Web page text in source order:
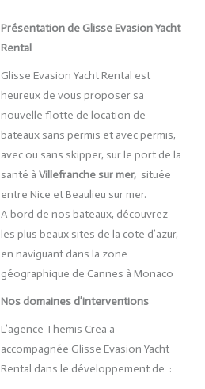
Présentation de Glisse Evasion Yacht
Rental
Glisse Evasion Yacht Rental est
heureux de vous proposer sa
nouvelle flotte de location de
bateaux sans permis et avec permis,
avec ou sans skipper, sur le port de la
santé à Villefranche sur mer, située
entre Nice et Beaulieu sur mer.
A bord de nos bateaux, découvrez
les plus beaux sites de la cote d’azur,
en naviguant dans la zone
géographique de Cannes à Monaco
Nos domaines d’interventions
L’agence Themis Crea a
accompagnée Glisse Evasion Yacht
Rental dans le développement de :